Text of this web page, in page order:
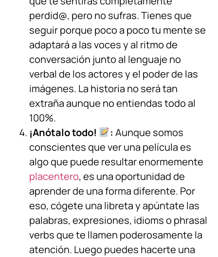
perdid@, pero no sufras. Tienes que
seguir porque poco a poco tu mente se
adaptará a las voces y al ritmo de
conversación junto al lenguaje no
verbal de los actores y el poder de las
imágenes. La historia no será tan
extraña aunque no entiendas todo al
100%.
¡Anótalo todo!
: Aunque somos
conscientes que ver una película es
algo que puede resultar enormemente
placentero, es una oportunidad de
aprender de una forma diferente. Por
eso, cógete una libreta y apúntate las
palabras, expresiones, idioms o phrasal
verbs que te llamen poderosamente la
atención. Luego puedes hacerte una